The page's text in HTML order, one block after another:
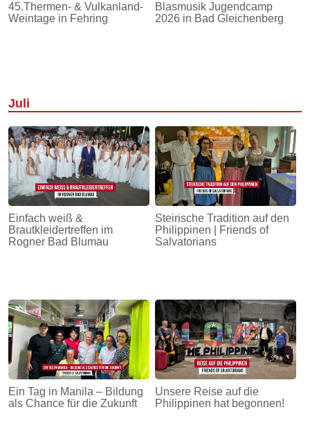
45.Thermen- & Vulkanland-
Weintage in Fehring
Blasmusik Jugendcamp
2026 in Bad Gleichenberg
Juli
Einfach weiß &
Brautkleidertreffen im
Rogner Bad Blumau
Steirische Tradition auf den
Philippinen | Friends of
Salvatorians
Ein Tag in Manila – Bildung
als Chance für die Zukunft
Unsere Reise auf die
Philippinen hat begonnen!